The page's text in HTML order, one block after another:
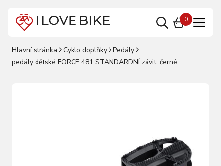
0
Hlavní stránka Cyklo doplňky
Pedály
pedály dětské FORCE 481 STANDARDNÍ závit, černé